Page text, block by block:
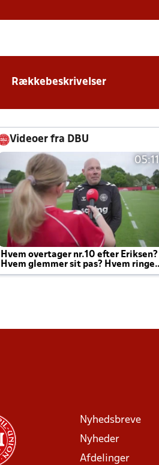
Rækkebeskrivelser
Videoer fra DBU
05:11
Hvem overtager nr.10 efter Eriksen?
Hvem glemmer sit pas? Hvem ringer
Joachim altid til efter kampe?
Nyhedsbreve
Nyheder
Afdelinger